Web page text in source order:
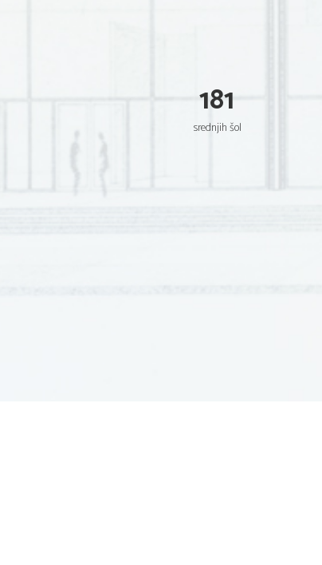
181
srednjih šol